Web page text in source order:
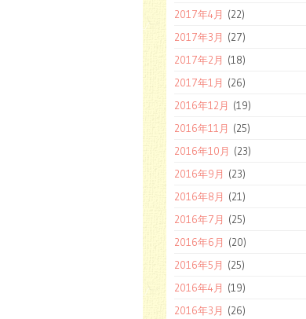
2017年4月 (22)
2017年3月 (27)
2017年2月 (18)
2017年1月 (26)
2016年12月 (19)
2016年11月 (25)
2016年10月 (23)
2016年9月 (23)
2016年8月 (21)
2016年7月 (25)
2016年6月 (20)
2016年5月 (25)
2016年4月 (19)
2016年3月 (26)